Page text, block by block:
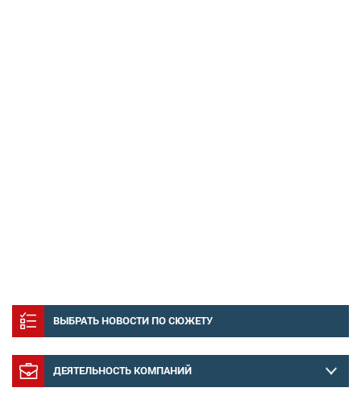
ВЫБРАТЬ НОВОСТИ ПО СЮЖЕТУ
ДЕЯТЕЛЬНОСТЬ КОМПАНИЙ